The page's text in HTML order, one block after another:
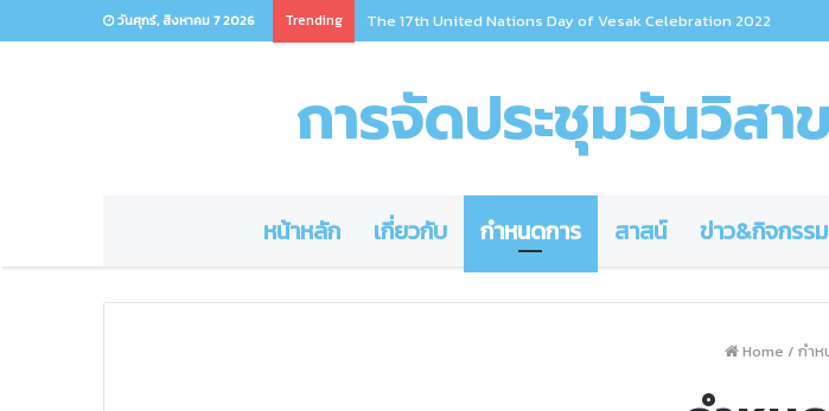
วันศุกร์, สิงหาคม 7 2026 Trending The 17th United Nations Day of Vesak Celebration 2022
การจัดประชุมวันวิส
หน้าหลัก เกี่ยวกับ กำหนดการ สาสน์ ข่าว&กิจกรรม
Home / กำห